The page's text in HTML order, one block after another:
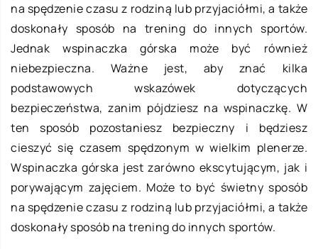
na spędzenie czasu z rodziną lub przyjaciółmi, a także
doskonały sposób na trening do innych sportów.
Jednak wspinaczka górska może być również
niebezpieczna. Ważne jest, aby znać kilka
podstawowych wskazówek dotyczących
bezpieczeństwa, zanim pójdziesz na wspinaczkę. W
ten sposób pozostaniesz bezpieczny i będziesz
cieszyć się czasem spędzonym w wielkim plenerze.
Wspinaczka górska jest zarówno ekscytującym, jak i
porywającym zajęciem. Może to być świetny sposób
na spędzenie czasu z rodziną lub przyjaciółmi, a także
doskonały sposób na trening do innych sportów.